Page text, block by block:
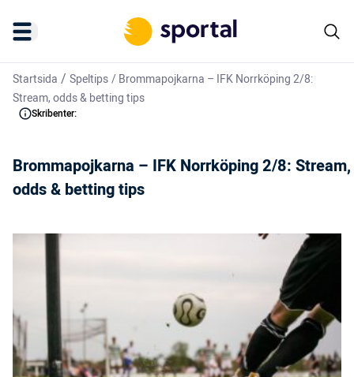
Startsida / Speltips/Brommapojkarna – IFK Norrköping 2/8:
Stream, odds & betting tips
Skribenter:
Brommapojkarna – IFK Norrköping 2/8: Stream,
odds & betting tips